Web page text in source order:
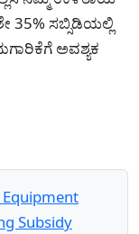
35% ಸಬ್ಸಿಡಿಯಲ್ಲಿ
ಅವಶ್ಯಕ
Subsidy